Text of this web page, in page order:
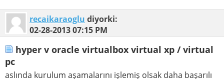
recaikaraoglu diyorki:
02-28-201307:15 PM
hyper v oracle virtualbox virtual xp / virtual
pc
aslında kurulum aşamalarını işlemiş olsak daha başarılı